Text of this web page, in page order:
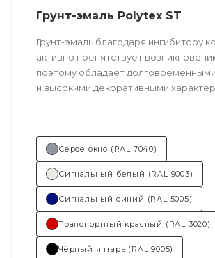
Грунт-эмаль Polytex ST
Грунт-эмаль благодаря ингибитору
активно препятствует
поэтому обладает
и высокими декоративными
Техническое описание
Состав (тип связующего):ПУ
(полиуретановая).
Основные отрасли применения:
Серое окно (RAL 7040)
Сигнальный белый (RAL 9003)
Сигнальный синий (RAL 5005)
Транспортный красный (RAL 3020)
Чёрный янтарь (RAL 9005)